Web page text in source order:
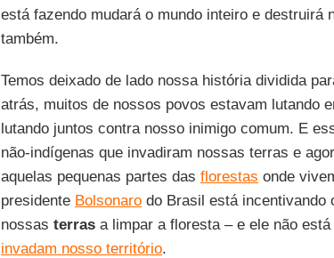
está fazendo mudará o mundo inteiro e destruirá
também.
Temos deixado de lado nossa história dividida
atrás, muitos de nossos povos estavam lutando
lutando juntos contra nosso inimigo comum. E
não-indígenas que invadiram nossas terras e
aquelas pequenas partes das florestas onde
presidente Bolsonarodo Brasil está incentivando
nossas terrasa limpar a floresta – e ele não
invadam nosso território.